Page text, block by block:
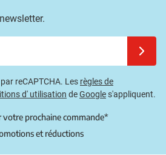
reCAPTCHA. Les règles de
d' utilisation deGoogles'appliquent.
votre prochaine commande*
et réductions